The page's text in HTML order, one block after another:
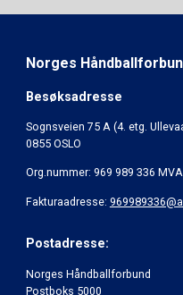
Norges
Besøksadresse
Sognsveien 75 A (4. etg.
0855 OSLO
Org.nummer: 969 989 336 MVA
Fakturaadresse:
Postadresse:
Norges Håndballforbund
Postboks 5000